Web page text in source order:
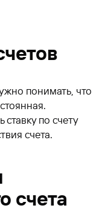
понимать, что
по счету
счета.
счета